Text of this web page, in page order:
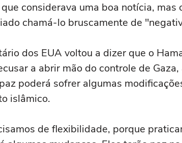
considerava uma boa notícia, mas
chamá-lo bruscamente de
dos EUA voltou a dizer que o
a abrir mão do controle de
poderá sofrer algumas
islâmico.
de flexibilidade, porque